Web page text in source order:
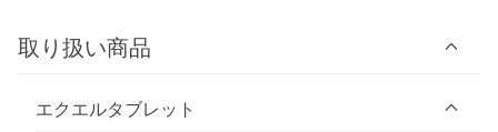
取り扱い商品
エクエルタブレット